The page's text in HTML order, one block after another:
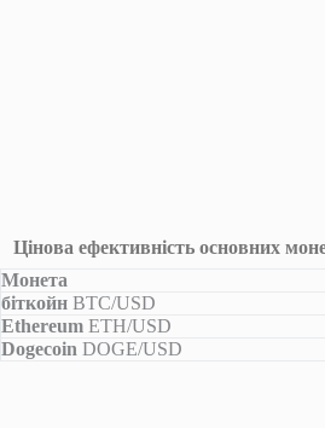
Цінова ефективність основних
Монета
біткойн BTC/USD
Ethereum ETH/USD
Dogecoin DOGE/USD